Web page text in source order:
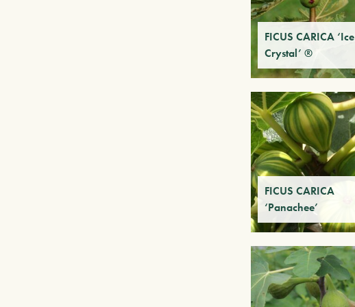
FICUS CARICA ‘Ice
Crystal’ ®
FICUS CARICA
‘Panachee’